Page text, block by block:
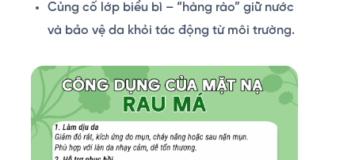
Củng cố lớp biểu bì – “hàng rào” giữ nước
và bảo vệ da khỏi tác động từ môi trường.